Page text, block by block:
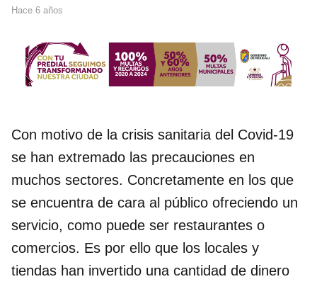
hace 6 años
Con motivo de la crisis sanitaria del Covid-19
se han extremado las precauciones en
muchos sectores. Concretamente en los que
se encuentra de cara al público ofreciendo un
servicio, como puede ser restaurantes o
comercios. Es por ello que los locales y
tiendas han invertido una cantidad de dinero